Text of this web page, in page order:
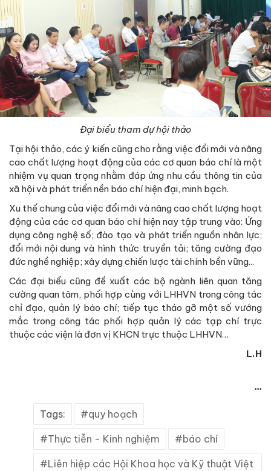
Đại biểu tham dự hội thảo
Tại hội thảo, các ý kiến cũng cho rằng việc đổi mới và nâng
cao chất lượng hoạt động của các cơ quan báo chí là một
nhiệm vụ quan trọng nhằm đáp ứng nhu cầu thông tin của
xã hội và phát triển nền báo chí hiện đại, minh bạch.
Xu thế chung của việc đổi mới và nâng cao chất lượng hoạt
động của các cơ quan báo chí hiện nay tập trung vào: Ứng
dụng công nghệ số; đào tạo và phát triển nguồn nhân lực;
đổi mới nội dung và hình thức truyền tải; tăng cường đạo
đức nghề nghiệp; xây dựng chiến lược tài chính bền vững...
Các đại biểu cũng đề xuất các bộ ngành liên quan tăng
cường quan tâm, phối hợp cùng với LHHVN trong công tác
chỉ đạo, quản lý báo chí; tiếp tục tháo gỡ một số vướng
mắc trong công tác phối hợp quản lý các tạp chí trực
thuộc các viện là đơn vị KHCN trực thuộc LHHVN…
L.H
...
Tags: quy hoạch
Thực tiễn - Kinh nghiệm báo chí
Liên hiệp các Hội Khoa học và Kỹ thuật Việt